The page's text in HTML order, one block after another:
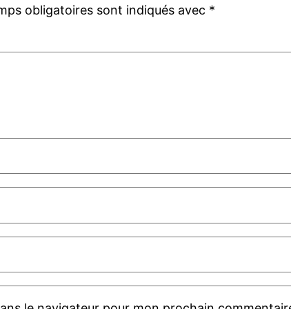
obligatoires sont indiqués avec *